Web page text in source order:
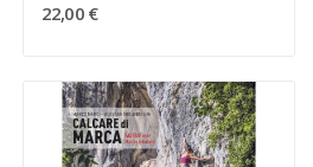
22,00 €